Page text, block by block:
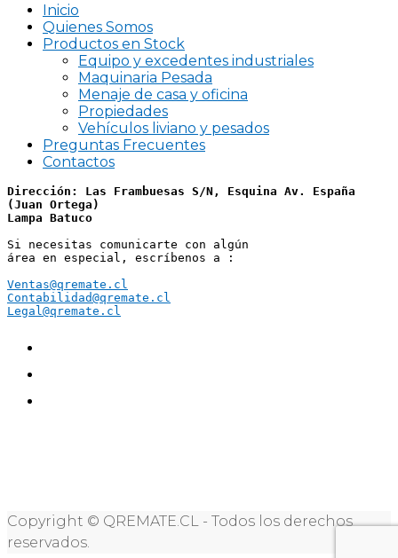
Inicio
Quienes Somos
Productos en Stock
Equipo y excedentes industriales
Maquinaria Pesada
Menaje de casa y oficina
Propiedades
Vehículos liviano y pesados
Preguntas Frecuentes
Contactos
Dirección: Las Frambuesas S/N, Esquina Av. España
(Juan Ortega)
Lampa Batuco
Si necesitas comunicarte con algún
área en especial, escríbenos a :
Ventas@qremate.cl
Contabilidad@qremate.cl
Legal@qremate.cl
Copyright © QREMATE.CL - Todos los derechos
reservados.